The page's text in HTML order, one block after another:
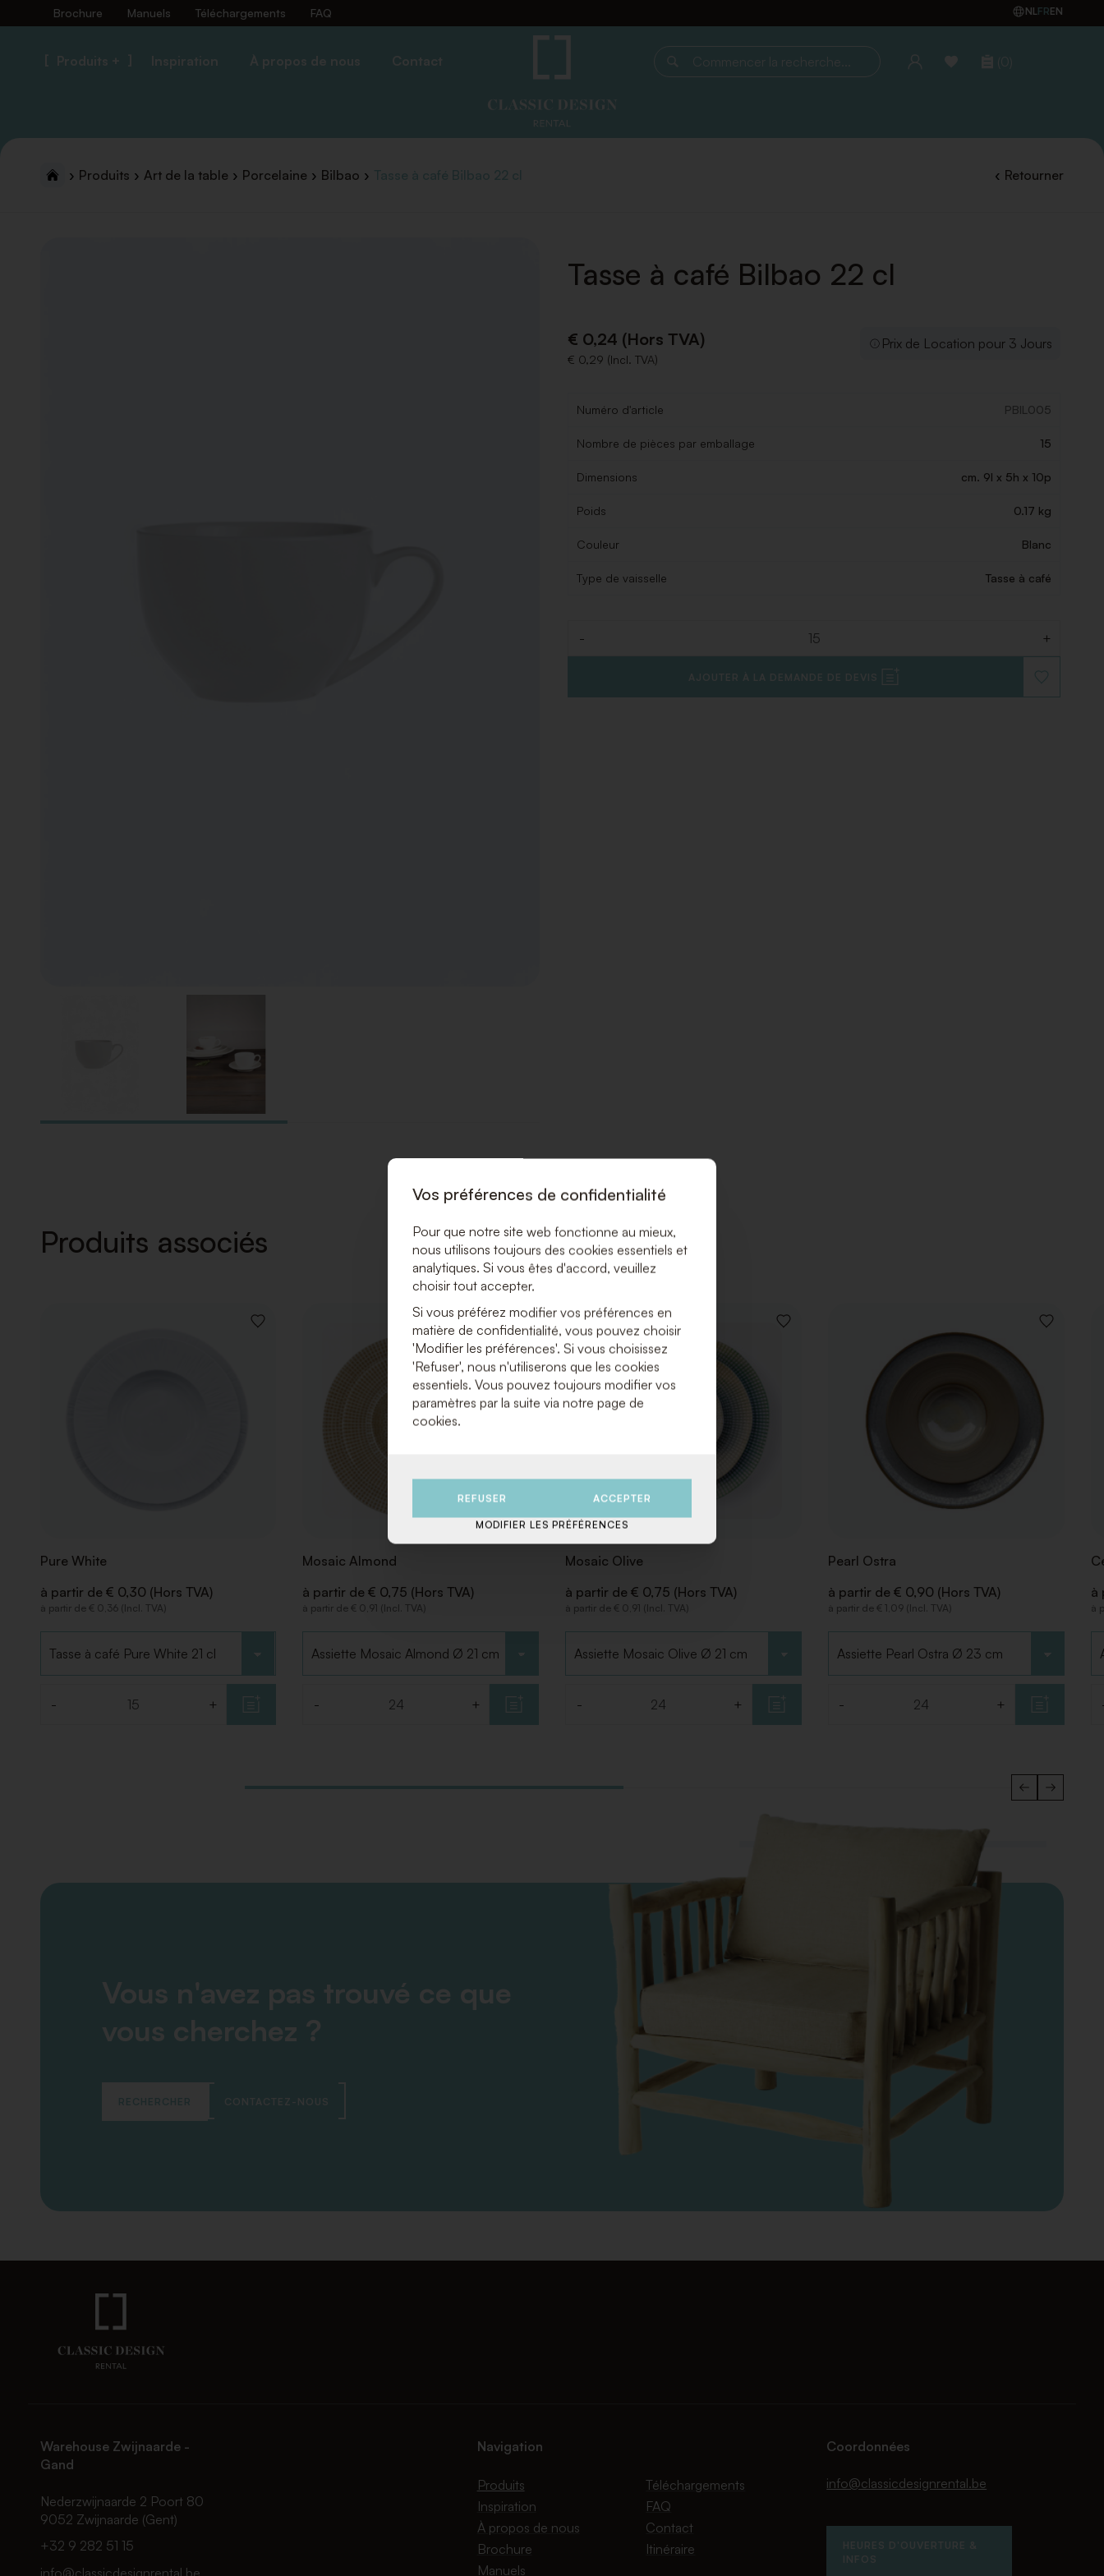
Brochure Manuels Téléchargements FAQ NLFREN
Produits + Inspiration À propos de nous Contact
Commencer la recherche... (0)
Produits Art de la table Porcelaine Bilbao Tasse à café Bilbao 22 cl Retourner
Tasse à café Bilbao 22 cl
€ 0,24 (Hors TVA)
€ 0,29 (Incl. TVA)
Prix de Location pour 3 Jours
Numéro d'article PBIL005
Nombre de pièces par emballage 15
Dimensions cm. 9l x 5h x 10p
Poids 0.17 kg
Couleur Blanc
Type de vaisselle Tasse à café
- +
AJOUTER À LA DEMANDE DE DEVIS
À
Produits associés
AJOUTER
Pure White
à partir de € 0,30 (Hors TVA)
à partir de € 0,36 (Incl. TVA)
- +
AJOUTER
LA
LISTE
DE
SOUHAITS
Mosaic Almond
à partir de € 0,75 (Hors TVA)
à partir de € 0,91 (Incl. TVA)
- +
AJOUTER
Mosaic Olive
à partir de € 0,75 (Hors TVA)
à partir de € 0,91 (Incl. TVA)
- +
AJOUTER
DE
SOUHAITS
Pearl Ostra
à partir de € 0,90 (Hors TVA)
à partir de € 1,09 (Incl. TVA)
- +
à
à
Vous n'avez pas trouvé ce que
vous cherchez ?
RECHERCHER CONTACTEZ-NOUS
Warehouse Zwijnaarde -
Gand
Nederzwijnaarde 2 Poort 80
9052 Zwijnaarde (Gent)
+32 9 282 51 15
info@classicdesignrental.be
Navigation
Produits
Inspiration
À propos de nous
Brochure
Manuels
Téléchargements
FAQ
Contact
Itinéraire
Coordonnées
info@classicdesignrental.be
HEURES D'OUVERTURE &
INFOS
Vos préférences de confidentialité
Pour que notre site web fonctionne au mieux,
nous utilisons toujours des cookies essentiels et
analytiques. Si vous êtes d'accord, veuillez
choisir tout accepter.
Si vous préférez modifier vos préférences en
matière de confidentialité, vous pouvez choisir
'Modifier les préférences'. Si vous choisissez
'Refuser', nous n'utiliserons que les cookies
essentiels. Vous pouvez toujours modifier vos
paramètres par la suite via notre page de
cookies.
REFUSER ACCEPTER
MODIFIER LES PRÉFÉRENCES